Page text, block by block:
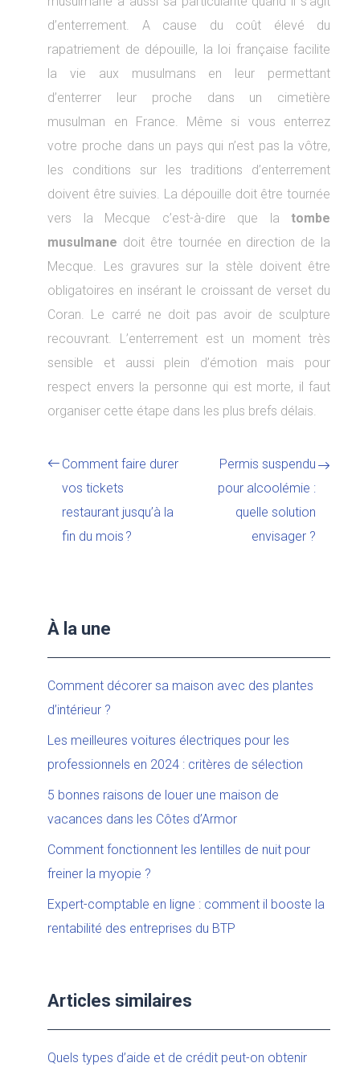
d’enterrement. A cause du coût élevé du
rapatriement de dépouille, la loi française facilite
la vie aux musulmans en leur permettant
d’enterrer leur proche dans un cimetière
musulman en France. Même si vous enterrez
votre proche dans un pays qui n’est pas la vôtre,
les conditions sur les traditions d’enterrement
doivent être suivies. La dépouille doit être tournée
vers la Mecque c’est-à-dire que la tombe
musulmane doit être tournée en direction de la
Mecque. Les gravures sur la stèle doivent être
obligatoires en insérant le croissant de verset du
Coran. Le carré ne doit pas avoir de sculpture
recouvrant. L’enterrement est un moment très
sensible et aussi plein d’émotion mais pour
respect envers la personne qui est morte, il faut
organiser cette étape dans les plus brefs délais.
Comment faire durer
vos tickets
restaurant jusqu’à la
fin du mois ?
Permis suspendu
pour alcoolémie :
quelle solution
envisager ?
À la une
Comment décorer sa maison avec des plantes
d’intérieur ?
Les meilleures voitures électriques pour les
professionnels en 2024 : critères de sélection
5 bonnes raisons de louer une maison de
vacances dans les Côtes d’Armor
Comment fonctionnent les lentilles de nuit pour
freiner la myopie ?
Expert-comptable en ligne : comment il booste la
rentabilité des entreprises du BTP
Articles similaires
Quels types d’aide et de crédit peut-on obtenir